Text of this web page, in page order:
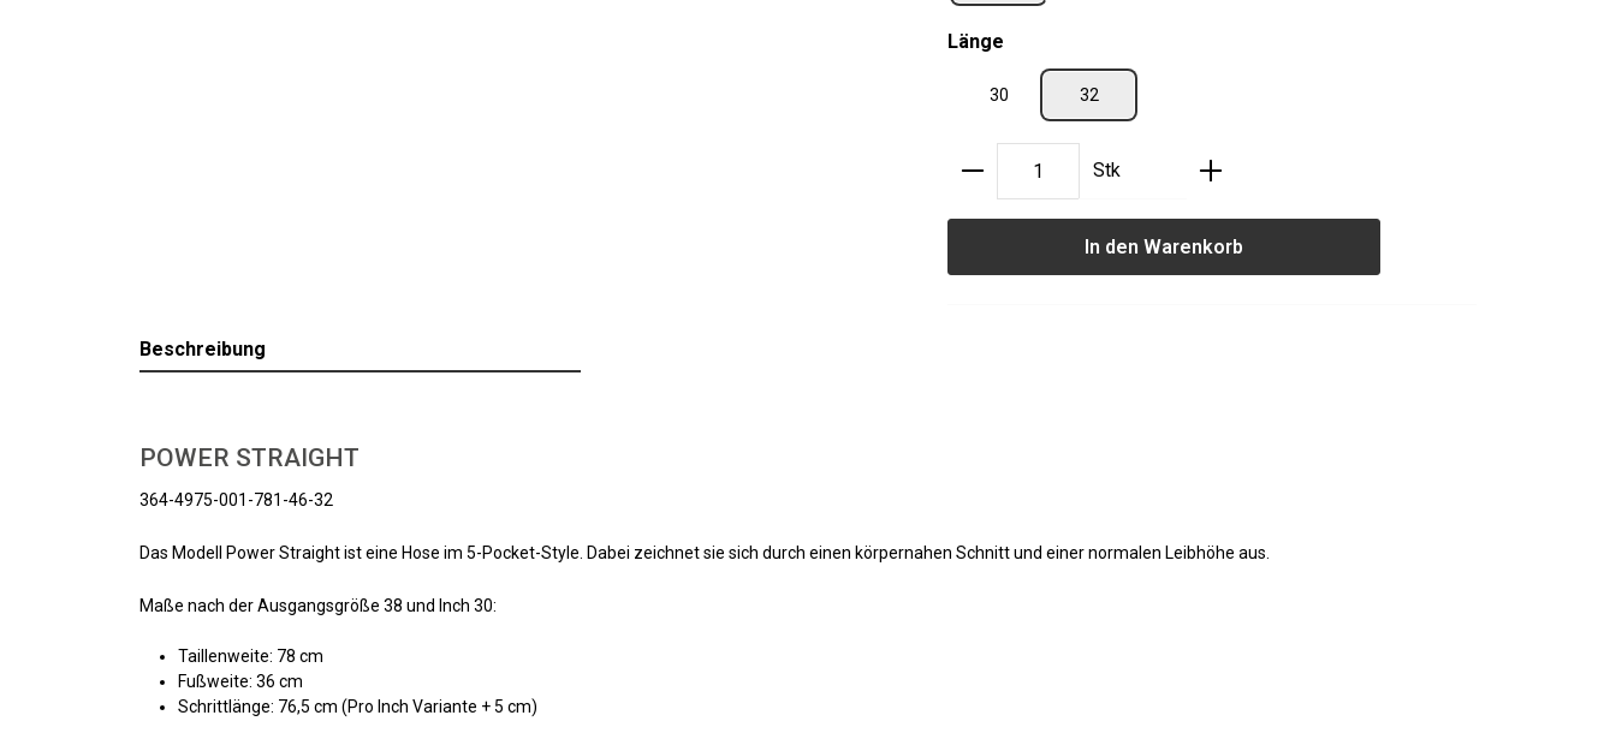
Länge
30 32
Produkt Anzahl: Gib den gewünschten Wert ein
Stk
In den Warenkorb
Beschreibung
POWER STRAIGHT
364-4975-001-781-46-32
Das Modell Power Straight ist eine Hose im 5-Pocket-Style. Dabei zeichnet sie sich durch einen körpernahen Schnitt und einer normalen Leibhöhe aus.
Maße nach der Ausgangsgröße 38 und Inch 30:
Taillenweite: 78 cm
Fußweite: 36 cm
Schrittlänge: 76,5 cm (Pro Inch Variante + 5 cm)